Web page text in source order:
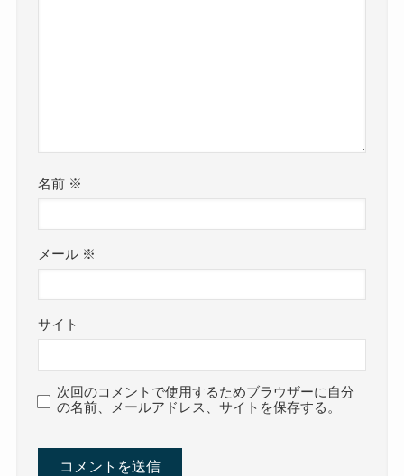
名前 ※
メール ※
サイト
次回のコメントで使用するためブラウザーに自分
の名前、メールアドレス、サイトを保存する。